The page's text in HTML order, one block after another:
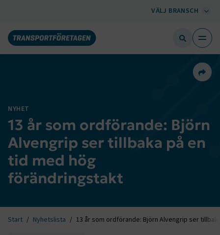
VÄLJ BRANSCH
NYHET
13 år som ordförande: Björn
Alvengrip ser tillbaka på en
tid med hög
förändringstakt
Start Nyhetslista 13 år som ordförande: Björn Alvengrip ser
Dela